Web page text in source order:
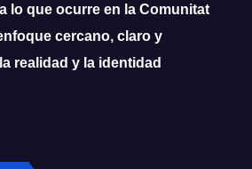
lo que ocurre en la Comunitat
cercano, claro y
realidad y la identidad